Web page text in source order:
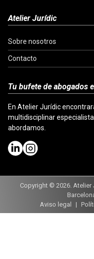
Atelier Jurídic
Sobre nosotros
Contacto
Tu bufete de abogados
En Atelier Jurídic
multidisciplinar
abordamos.
Copyright © 2026.
Aviso legal